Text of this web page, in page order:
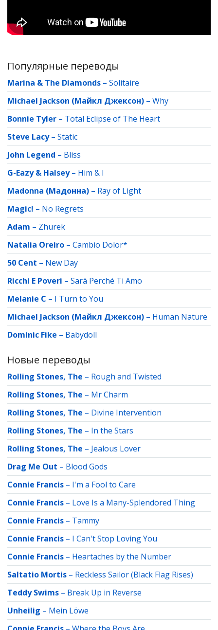
Популярные переводы
Marina & The Diamonds – Solitaire
Michael Jackson (Майкл Джексон) – Why
Bonnie Tyler – Total Eclipse of The Heart
Steve Lacy– Static
John Legend – Bliss
G-Eazy & Halsey– Him & I
Madonna (Мадонна) – Ray of Light
Magic! – No Regrets
Adam – Zhurek
Natalia Oreiro – Cambio Dolor*
50 Cent – New Day
Ricchi E Poveri – Sarà Perché Ti Amo
Melanie C – I Turn to You
Michael Jackson (Майкл Джексон) – Human Nature
Dominic Fike – Babydoll
Новые переводы
Rolling Stones, The – Rough and Twisted
Rolling Stones, The – Mr Charm
Rolling Stones, The – Divine Intervention
Rolling Stones, The – In the Stars
Rolling Stones, The – Jealous Lover
Drag Me Out – Blood Gods
Connie Francis – I'm a Fool to Care
Connie Francis – Love Is a Many-Splendored Thing
Connie Francis – Tammy
Connie Francis – I Can't Stop Loving You
Connie Francis – Heartaches by the Number
Saltatio Mortis – Reckless Sailor (Black Flag Rises)
Teddy Swims – Break Up in Reverse
Unheilig – Mein Löwe